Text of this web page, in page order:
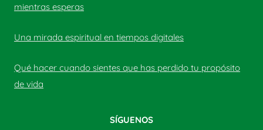
mientras esperas
Una mirada espiritual en tiempos digitales
Qué hacer cuando sientes que has perdido tu propósito
de vida
SÍGUENOS